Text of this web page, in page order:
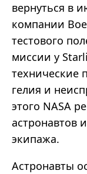
вернуться в
компании
тестового
миссии у
технические
гелия и
этого NASA
астронавтов
экипажа.
Астронавты